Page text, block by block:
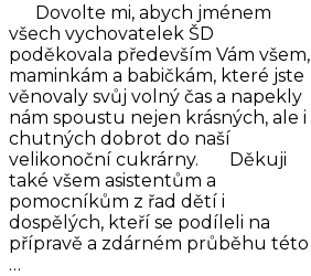
Dovolte mi, abych jménem
všech vychovatelek ŠD
poděkovala především Vám všem,
maminkám a babičkám, které jste
věnovaly svůj volný čas a napekly
nám spoustu nejen krásných, ale i
chutných dobrot do naší
velikonoční cukrárny. Děkuji
také všem asistentům a
pomocníkům z řad dětí i
dospělých, kteří se podíleli na
přípravě a zdárném průběhu této
…